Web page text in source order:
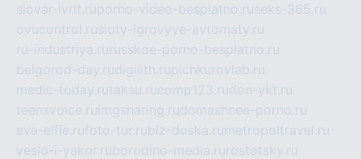
slovar-ivrit.ruporno-video-besplatno.ruseks-365.ru
ovucontrol.rusloty-igrovyye-avtomaty.ru
ru-industriya.ru russkoe-porno-besplatno.ru
belgorod-day.rudigilith.rupichkurovlab.ru
medic-today.rutaksu.rucomp123.rudon-ykt.ru
teensvoice.ru imgsharing.rudomashnee-porno.ru
eva-elfie.rufoto-tur.rubiz-doska.ru metropoltravel.ru
veslo-i-yakor.ruborodino-media.ru rostotsky.ru